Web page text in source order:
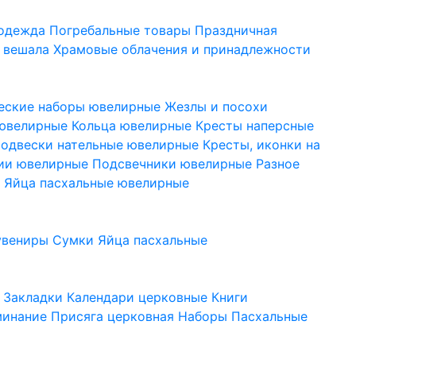
Погребальные товары Праздничная
вешалаХрамовые облачения и принадлежности
наборы ювелирныеЖезлы и посохи
Кольца ювелирные Кресты наперсные
нательные ювелирные Кресты, иконки на
ювелирные Подсвечники ювелирные Разное
Яйца пасхальные ювелирные
Сумки Яйца пасхальные
Закладки Календари церковные Книги
Присяга церковная Наборы Пасхальные